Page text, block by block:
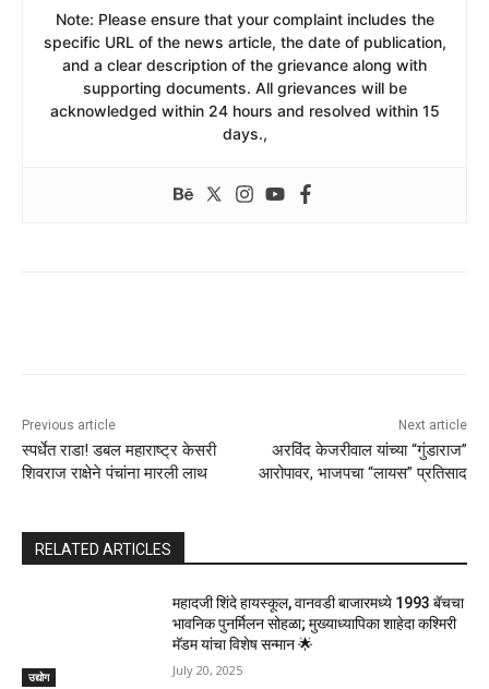
​Note: Please ensure that your complaint includes the
specific URL of the news article, the date of publication,
and a clear description of the grievance along with
supporting documents. All grievances will be
acknowledged within 24 hours and resolved within 15
days.,
Previous article
स्पर्धेत राडा! डबल महाराष्ट्र केसरी
शिवराज राक्षेने पंचांना मारली लाथ
Next article
अरविंद केजरीवाल यांच्या “गुंडाराज”
आरोपावर, भाजपचा “लायस” प्रतिसाद
RELATED ARTICLES
उद्योग
महादजी शिंदे हायस्कूल, वानवडी बाजारमध्ये 1993 बॅचचा
भावनिक पुनर्मिलन सोहळा; मुख्याध्यापिका शाहेदा कश्मिरी
मॅडम यांचा विशेष सन्मान 🌟
July 20, 2025